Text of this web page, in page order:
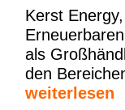
Kerst
als
den
weiterlesen